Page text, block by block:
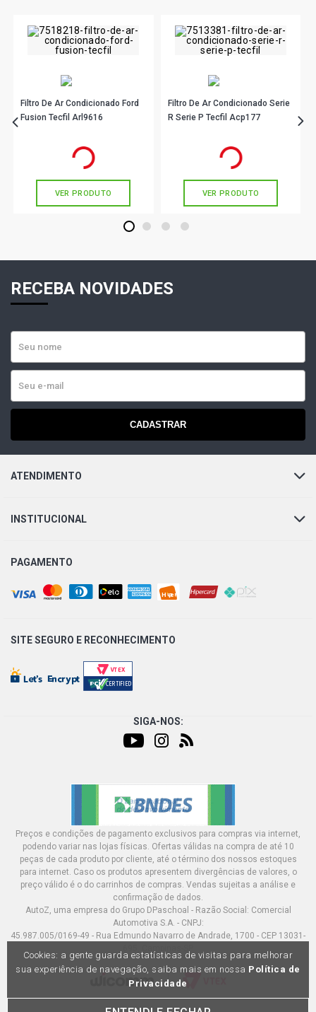
Filtro De Ar Condicionado Ford
Fusion Tecfil Arl9616
em até 2x de
VER PRODUTO
Filtro De Ar Condicionado Serie
R Serie P Tecfil Acp177
em até 2x de
VER PRODUTO
1 2 3 4
RECEBA NOVIDADES
CADASTRAR
ATENDIMENTO
INSTITUCIONAL
PAGAMENTO
SITE SEGURO E RECONHECIMENTO
SIGA-NOS:
Preços e condições de pagamento exclusivos para compras via internet,
podendo variar nas lojas físicas. Ofertas válidas na compra de até 10
peças de cada produto por cliente, até o término dos nossos estoques
para internet. Caso os produtos apresentem divergências de valores, o
preço válido é o do carrinhos de compras. Vendas sujeitas a análise e
confirmação de dados.
AutoZ, uma empresa do Grupo DPaschoal - Razão Social: Comercial
Automotiva S.A. - CNPJ:
45.987.005/0169-49 - Rua Edmundo Navarro de Andrade, 1700 - CEP 13031-
Cookies: a gente guarda estatísticas de visitas para melhorar
sua experiência de navegação, saiba mais em nossa Política de
Privacidade